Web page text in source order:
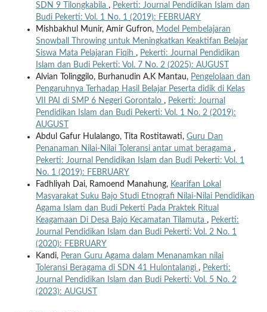
SDN 9 Tilongkabila , Pekerti: Journal Pendidikan Islam dan
Budi Pekerti: Vol. 1 No. 1 (2019): FEBRUARY
Mishbakhul Munir, Amir Gufron, Model Pembelajaran
Snowball Throwing untuk Meningkatkan Keaktifan Belajar
Siswa Mata Pelajaran Fiqih , Pekerti: Journal Pendidikan
Islam dan Budi Pekerti: Vol. 7 No. 2 (2025): AUGUST
Alvian Tolinggilo, Burhanudin A.K Mantau, Pengelolaan dan
Pengaruhnya Terhadap Hasil Belajar Peserta didik di Kelas
VII PAI di SMP 6 Negeri Gorontalo , Pekerti: Journal
Pendidikan Islam dan Budi Pekerti: Vol. 1 No. 2 (2019):
AUGUST
Abdul Gafur Hulalango, Tita Rostitawati, Guru Dan
Penanaman Nilai-Nilai Toleransi antar umat beragama ,
Pekerti: Journal Pendidikan Islam dan Budi Pekerti: Vol. 1
No. 1 (2019): FEBRUARY
Fadhliyah Dai, Ramoend Manahung, Kearifan Lokal
Masyarakat Suku Bajo Studi Etnografi Nilai-Nilai Pendidikan
Agama Islam dan Budi Pekerti Pada Praktek Ritual
Keagamaan Di Desa Bajo Kecamatan Tilamuta , Pekerti:
Journal Pendidikan Islam dan Budi Pekerti: Vol. 2 No. 1
(2020): FEBRUARY
Kandi, Peran Guru Agama dalam Menanamkan nilai
Toleransi Beragama di SDN 41 Hulontalangi , Pekerti:
Journal Pendidikan Islam dan Budi Pekerti: Vol. 5 No. 2
(2023): AUGUST